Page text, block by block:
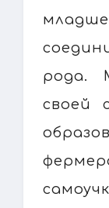
рода.
своей